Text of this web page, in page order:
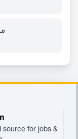
source for jobs &